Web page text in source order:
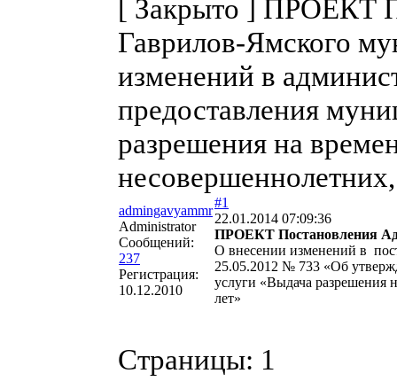
[ Закрыто ] ПРОЕКТ
Гаврилов-Ямского
изменений в
предоставления
разрешения на
admingavyammr
Administrator
Сообщений:
237
Регистрация:
10.12.2010
#1
22.01.2014 07:09:36
ПРОЕКТ Постановления
О внесении изменений в
25.05.2012 № 733 «Об
услуги «Выдача разрешения
лет»
Страницы: 1